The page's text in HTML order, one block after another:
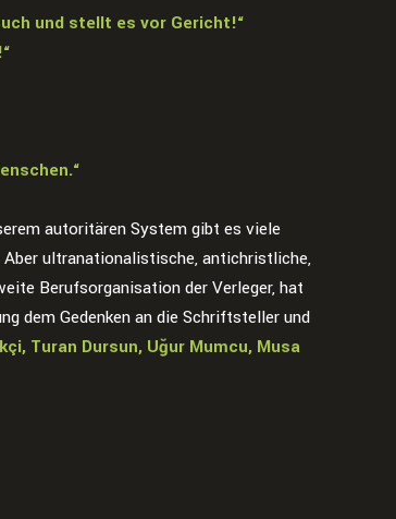
und stellt es vor Gericht!“
autoritären System gibt es viele
Aber ultranationalistische, antichristliche,
Berufsorganisation der Verleger, hat
dem Gedenken an die Schriftsteller und
Turan Dursun, Uğur Mumcu, Musa